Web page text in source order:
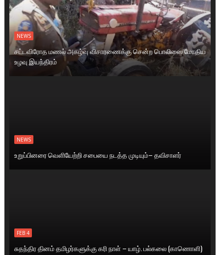
NEWS
சட்டவிரோத மணல் அகழ்வு விசாரணைக்கு சென்ற பொலிஸை மோதிய
உழவு இயந்திரம்
NEWS
உறுப்பினரை வெளியேற்றி சபையை நடத்த முடியும்– தவிசாளர்
FEB 4
சுதந்திர தினம் தமிழர்களுக்கு கரி நாள் – யாழ். பல்கலை (காணொளி)